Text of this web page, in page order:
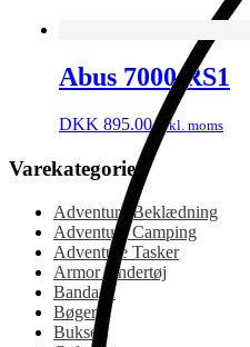
DKK
1,195.00
Abus 7000 RS1
DKK 895.00 inkl. moms
Varekategorier
Adventure Beklædning
Adventure Camping
Adventure Tasker
Armor Undertøj
Bandana
Bøger
Bukser